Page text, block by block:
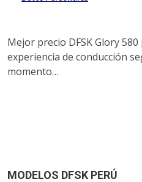
Mejor precio DFSK Glory
experiencia de conducción
momento…
MODELOS DFSK PERÚ